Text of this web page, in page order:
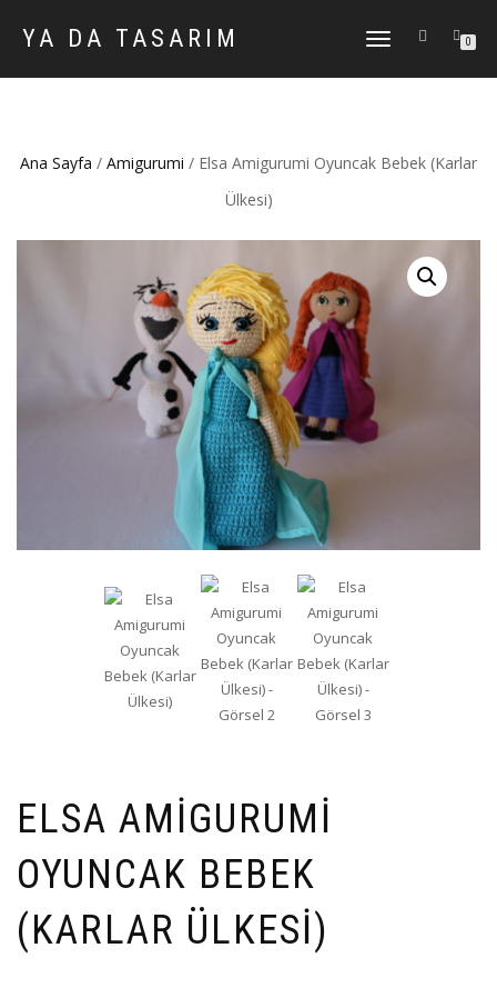
YA DA TASARIM
DOLAŞIMI
0
Ana Sayfa / Amigurumi / Elsa Amigurumi Oyuncak Bebek (Karlar
Ülkesi)
ELSA AMIGURUMI
OYUNCAK BEBEK
(KARLAR ÜLKESI)